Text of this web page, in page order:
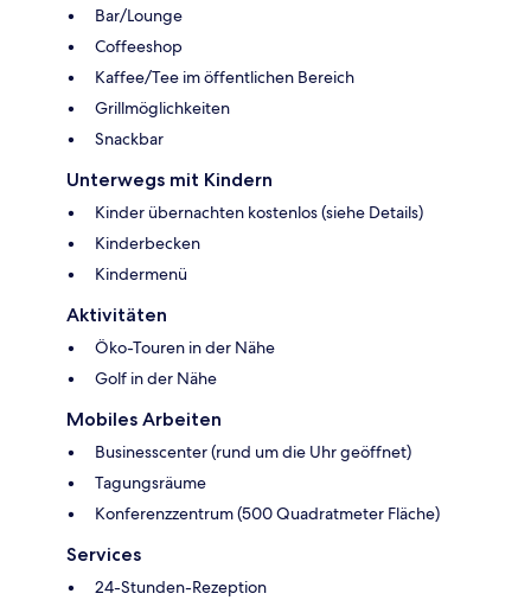
Bar/Lounge
Coffeeshop
Kaffee/Tee im öffentlichen Bereich
Grillmöglichkeiten
Snackbar
Unterwegs mit Kindern
Kinder übernachten kostenlos (siehe Details)
Kinderbecken
Kindermenü
Aktivitäten
Öko-Touren in der Nähe
Golf in der Nähe
Mobiles Arbeiten
Businesscenter (rund um die Uhr geöffnet)
Tagungsräume
Konferenzzentrum (500 Quadratmeter Fläche)
Services
24-Stunden-Rezeption